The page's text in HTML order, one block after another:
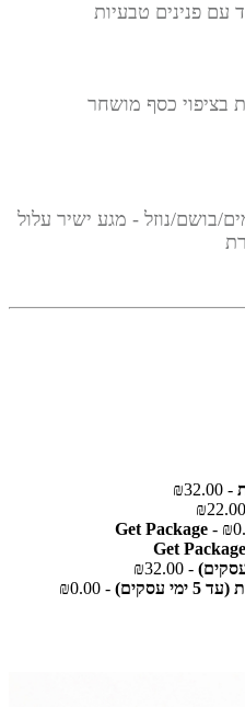
עם פנינים טבעיות
בציפוי כסף מושחר
בושם/נוזל - מגע ישיר עלול
- ₪32.00
-
- ₪32.00
עסקים)
- ₪0.00